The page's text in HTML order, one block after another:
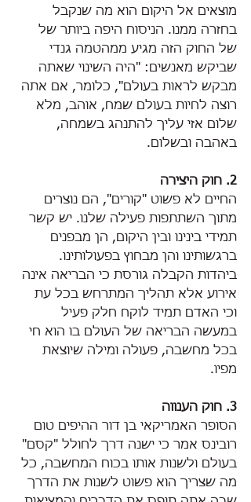
מוצאים אל היקום הוא מה שנקבל
בחזרה ממנו. הניסוח היפה ביותר של
של החוק הזה מגיע ממהטמה גנדי
שביקש מאנשים: "היה השינוי שאתה
מבקש לראות בעולם", כלומר, אם אתה
רוצה לחיות בעולם שמח, אוהב, מלא
שלום אזי עליך להתנהג בשמחה,
באהבה ובשלום.
2. חוק היצירה
החיים לא פשוט "קורים", הם נוצרים
מתוך השתתפות פעילה שלנו. יש קשר
תמידי בינינו ובין היקום, הן מבפנים
ברגשותינו והן מבחוץ בפעולותינו.
ביהדות הקבלה גורסת כי הבריאה אינה
אירוע אלא תהליך המתרחש בכל עת
וכי האדם תמיד לוקח חלק פעיל
במעשה הבריאה של העולם בו הוא חי
בכל מחשבה, פעולה ומילה שיוצאת
מפיו.
3. חוק הענווה
הסופר האמריקאי בן דור ההיפים טום
רובינס אמר כי ישנה דרך לחולל "קסם"
בעולם ולשנות אותו בכוח המחשבה, כל
מה שצריך הוא פשוט לשנות את הדרך